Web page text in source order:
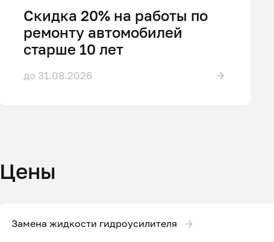
Скидка 20% на работы по
ремонту автомобилей
старше 10 лет
до 31.08.2026
Цены
Замена жидкости гидроусилителя